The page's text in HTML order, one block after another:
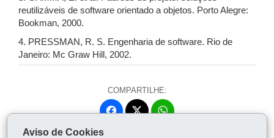
reutilizáveis de software orientado a objetos. Porto Alegre:
Bookman, 2000.
4. PRESSMAN, R. S. Engenharia de software. Rio de
Janeiro: Mc Graw Hill, 2002.
COMPARTILHE:
Fa
W
Aviso de Cookies